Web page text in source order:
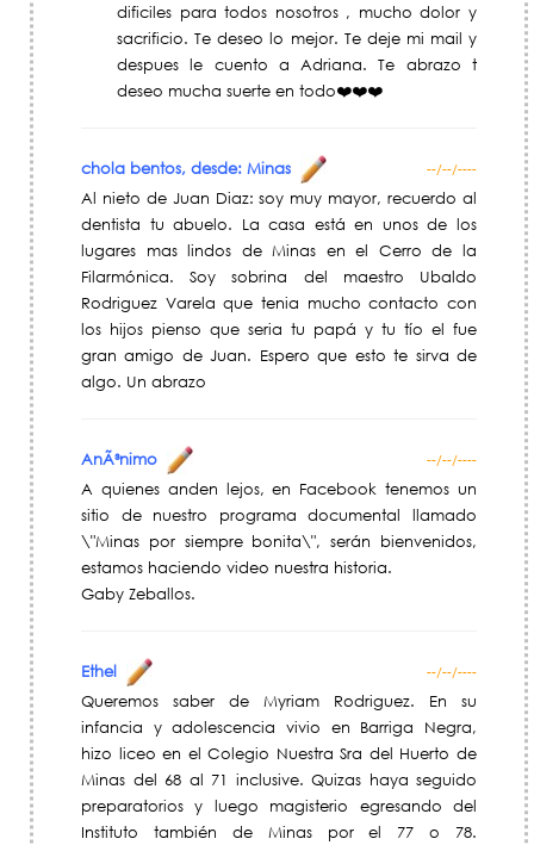
dificiles para todos nosotros , mucho dolor y
sacrificio. Te deseo lo mejor. Te deje mi mail y
despues le cuento a Adriana. Te abrazo t
deseo mucha suerte en todo❤️❤️❤️
chola bentos, desde: Minas --/--/----
Al nieto de Juan Diaz: soy muy mayor, recuerdo al
dentista tu abuelo. La casa está en unos de los
lugares mas lindos de Minas en el Cerro de la
Filarmónica. Soy sobrina del maestro Ubaldo
Rodriguez Varela que tenia mucho contacto con
los hijos pienso que seria tu papá y tu tío el fue
gran amigo de Juan. Espero que esto te sirva de
algo. Un abrazo
AnÃ³nimo --/--/----
A quienes anden lejos, en Facebook tenemos un
sitio de nuestro programa documental llamado
\"Minas por siempre bonita\", serán bienvenidos,
estamos haciendo video nuestra historia.
Gaby Zeballos.
Ethel --/--/----
Queremos saber de Myriam Rodriguez. En su
infancia y adolescencia vivio en Barriga Negra,
hizo liceo en el Colegio Nuestra Sra del Huerto de
Minas del 68 al 71 inclusive. Quizas haya seguido
preparatorios y luego magisterio egresando del
Instituto también de Minas por el 77 o 78.